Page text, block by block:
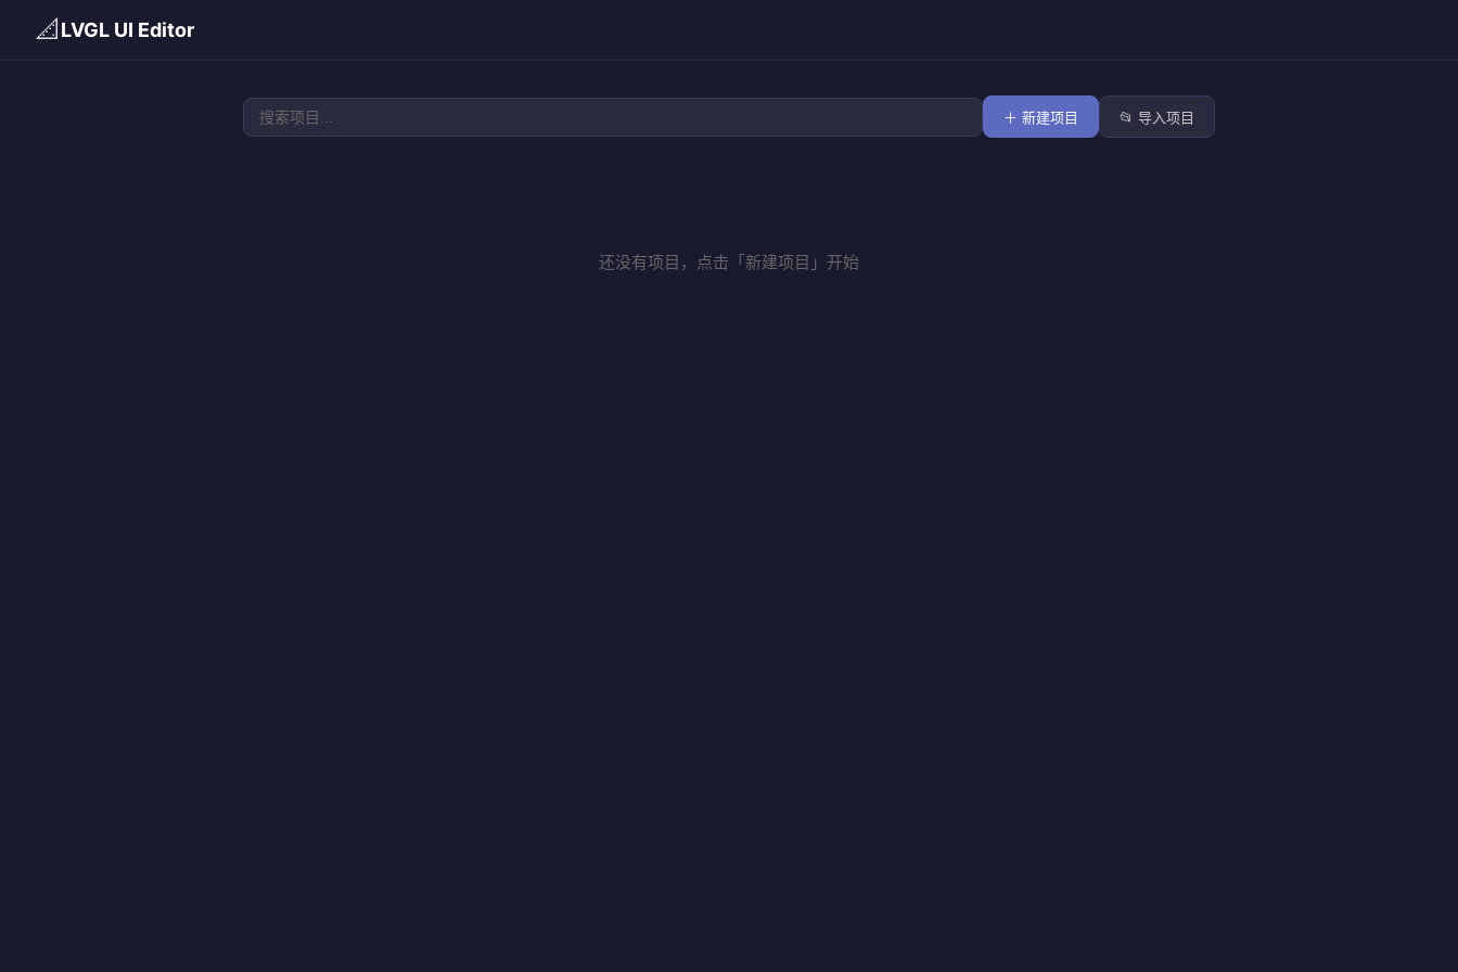
📐LVGL UI Editor
＋ 新建项目 📂 导入项目
还没有项目，点击「新建项目」开始